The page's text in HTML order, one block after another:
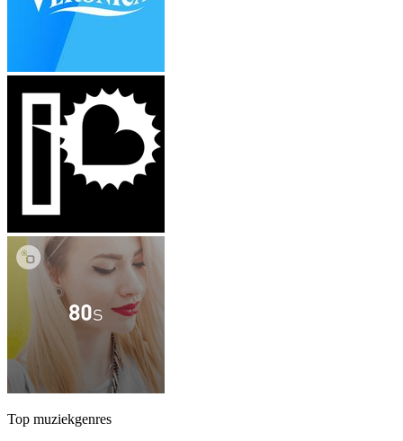
Top muziekgenres